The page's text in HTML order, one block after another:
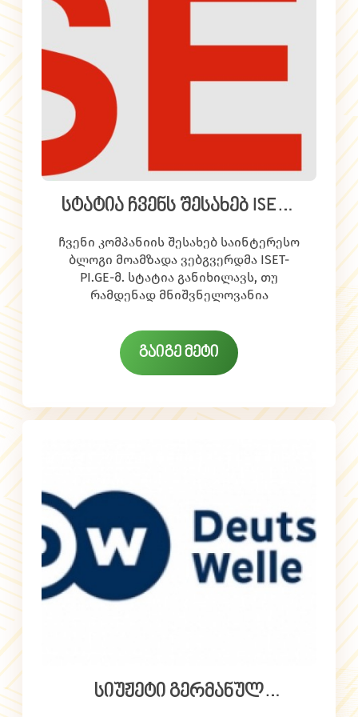
სტატია ჩვენს შესახებ ISET-
ის ბლოგზე
ჩვენი კომპანიის შესახებ საინტერესო
ბლოგი მოამზადა ვებგვერდმა ISET-
PI.GE-მ. სტატია განიხილავს, თუ
რამდენად მნიშვნელოვანია
მეურნეობის
განვითარებისთვის ინვესტიცია
განხორციელდეს თანამედროვე
წარმადობა და შეუძლია შექმნას ბევრი
მასშტაბური მეფრინველეობის
კომპლექსია საქართველოში, ჩვენ
დასაქმებული გვყავს 250-მე მეტი
ადამიანი და 2015 წლის ბოლოსთვის ეს
რაოდენობა კიდევ უფრო გაიზრდება.
ორიგინალ სტატიას გაეცანით ლინკზე:
08-59-23/iset-economist-blog/entry/is-
small-and-medium-all-that-beautiful
გაიგე მეტი
სიუჟეტი გერმანულ